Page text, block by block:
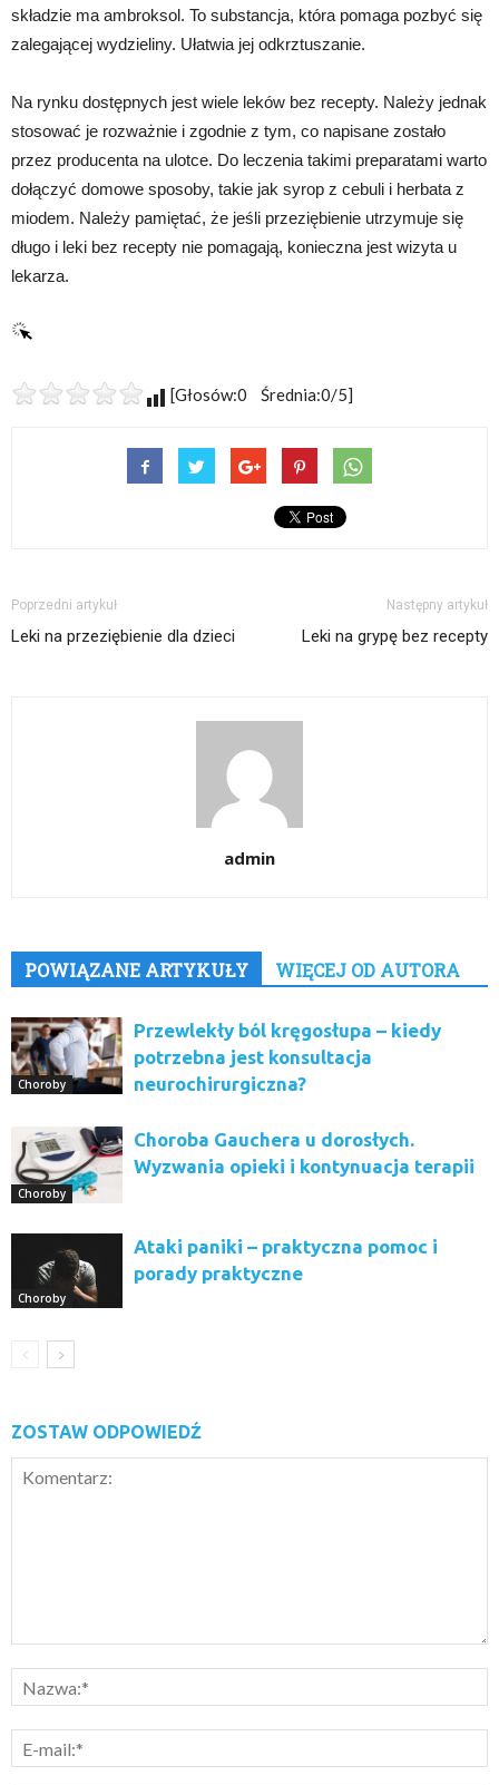
składzie ma ambroksol. To substancja, która pomaga pozbyć się
zalegającej wydzieliny. Ułatwia jej odkrztuszanie.
Na rynku dostępnych jest wiele leków bez recepty. Należy jednak
stosować je rozważnie i zgodnie z tym, co napisane zostało
przez producenta na ulotce. Do leczenia takimi preparatami warto
dołączyć domowe sposoby, takie jak syrop z cebuli i herbata z
miodem. Należy pamiętać, że jeśli przeziębienie utrzymuje się
długo i leki bez recepty nie pomagają, konieczna jest wizyta u
lekarza.
[Głosów:0 Średnia:0/5]
Poprzedni artykuł
Leki na przeziębienie dla dzieci
Następny artykuł
Leki na grypę bez recepty
admin
POWIĄZANE ARTYKUŁY WIĘCEJ OD AUTORA
Choroby
Przewlekły ból kręgosłupa – kiedy
potrzebna jest konsultacja
neurochirurgiczna?
Choroby
Choroba Gauchera u dorosłych.
Wyzwania opieki i kontynuacja terapii
Choroby
Ataki paniki – praktyczna pomoc i
porady praktyczne
ZOSTAW ODPOWIEDŹ